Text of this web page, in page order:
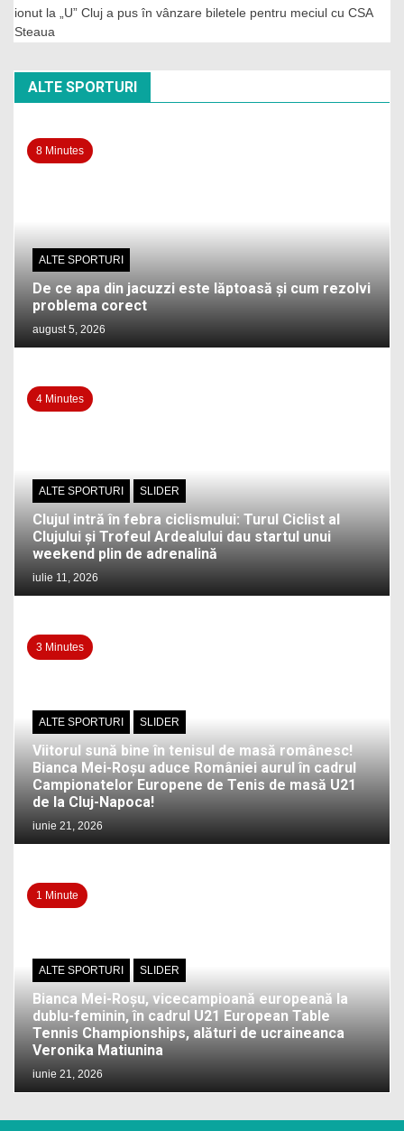
ionut la
„U” Cluj a pus în vânzare biletele pentru meciul cu CSA
Steaua
ALTE SPORTURI
8 Minutes
ALTE SPORTURI
De ce apa din jacuzzi este lăptoasă și cum rezolvi
problema corect
august 5, 2026
4 Minutes
ALTE SPORTURI SLIDER
Clujul intră în febra ciclismului: Turul Ciclist al
Clujului și Trofeul Ardealului dau startul unui
weekend plin de adrenalină
iulie 11, 2026
3 Minutes
ALTE SPORTURI SLIDER
Viitorul sună bine în tenisul de masă românesc!
Bianca Mei-Roșu aduce României aurul în cadrul
Campionatelor Europene de Tenis de masă U21
de la Cluj-Napoca!
iunie 21, 2026
1 Minute
ALTE SPORTURI SLIDER
Bianca Mei-Roșu, vicecampioană europeană la
dublu-feminin, în cadrul U21 European Table
Tennis Championships, alături de ucraineanca
Veronika Matiunina
iunie 21, 2026